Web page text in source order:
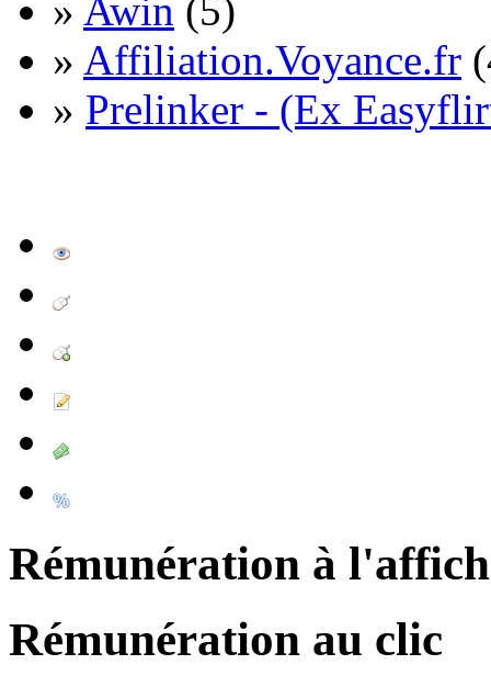
» Awin (5)
» Affiliation.Voyance.fr
» Prelinker - (Ex
Rémunération à
Rémunération au clic